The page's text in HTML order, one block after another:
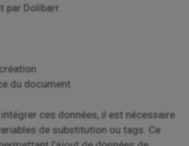
par Dolibarr.
du document
ces données, il est nécessaire
de substitution ou tags. Ce